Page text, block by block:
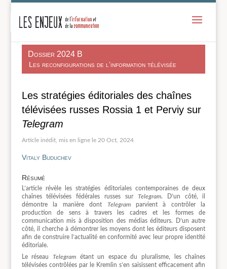
Dossier 2024 B
Les reconfigurations de l’information télévisée
Les stratégies éditoriales des chaînes
télévisées russes Rossia 1 et Perviy sur
Telegram
20 Oct, 2024
Vitaly Buduchev
Résumé
L’article révèle les stratégies éditoriales contemporaines de deux
chaînes télévisées fédérales russes sur Telegram. D’un côté, il
démontre la manière dont Telegram parvient à contrôler la
production de sens à travers les cadres et les formes de
communication mis à disposition des médias éditeurs. D’un autre
côté, il cherche à démontrer les moyens dont les éditeurs disposent
afin de construire l’actualité en conformité avec leur propre identité
éditoriale.
Le réseau Telegramétant un espace du pluralisme, les chaînes
télévisées contrôlées par le Kremlin s’en saisissent efficacement afin